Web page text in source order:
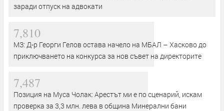
заради отпуск на адвокати
7,810
МЗ: Д-р Георги Гелов остава начело на МБАЛ – Хасково до
приключването на конкурса за нов съвет на директорите
7,487
Позиция на Муса Чолак: Арестът ми е по сценарий, искам
проверка за 3,3 млн. лева в община Минерални бани